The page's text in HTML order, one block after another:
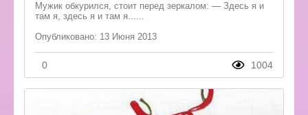
Мужик обкурился, стоит перед зеркалом: — Здесь я и
там я, здесь я и там я......
Опубликовано: 13 Июня 2013
0 1004